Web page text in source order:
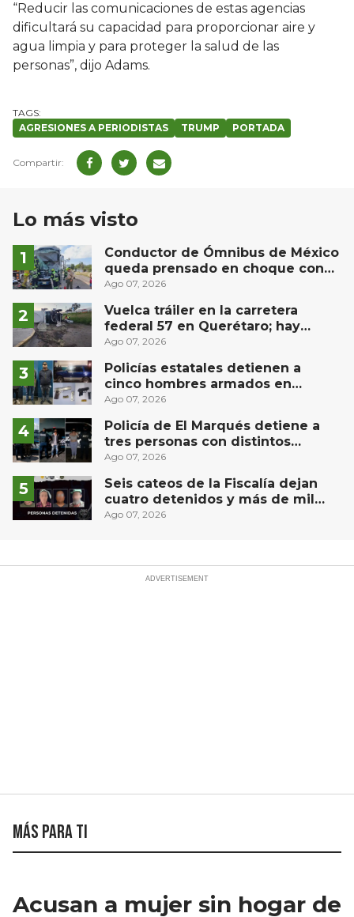
“Reducir las comunicaciones de estas agencias
dificultará su capacidad para proporcionar aire y
agua limpia y para proteger la salud de las
personas”, dijo Adams.
AGRESIONES A PERIODISTAS TRUMP PORTADA
Lo más visto
Conductor de Ómnibus de México
queda prensado en choque con
materialista en San Juan del Río
Ago 07, 2026
Vuelca tráiler en la carretera
federal 57 en Querétaro; hay
derrame de combustible
Ago 07, 2026
Policías estatales detienen a
cinco hombres armados en
Puebla capital
Ago 07, 2026
Policía de El Marqués detiene a
tres personas con distintos
narcóticos
Ago 07, 2026
Seis cateos de la Fiscalía dejan
cuatro detenidos y más de mil
dosis aseguradas en Querétaro
Ago 07, 2026
Más para ti
Acusan a mujer sin hogar de